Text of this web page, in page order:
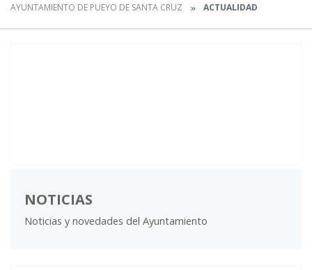
AYUNTAMIENTO DE PUEYO DE SANTA CRUZ ACTUALIDAD
NOTICIAS
Noticias y novedades del Ayuntamiento